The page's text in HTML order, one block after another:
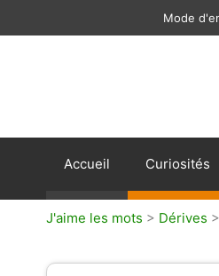
Mode
Accueil Curiosités
J'aime les mots > Dérives >